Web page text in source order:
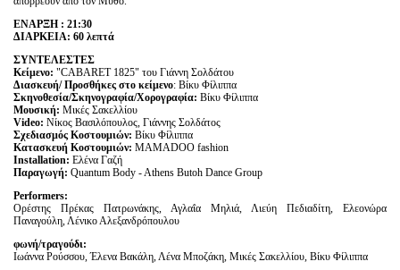
ΕΝAΡΞΗ : 21:30
ΔΙΑΡΚΕΙΑ: 60 λεπτά
ΣYΝΤΕΛΕΣΤΕΣ
Κείμενο: "CABARET 1825" του Γιάννη Σολδάτου
Διασκευή/ Προσθήκες στο κείμενο: Βίκυ Φίλιππα
Σκηνοθεσία/Σκηνογραφία/Χορογραφία: Βίκυ Φίλιππα
Μουσική: Μικές Σακελλίου
Video: Nίκος Βασιλόπουλος, Γιάννης Σολδάτος
Σχεδιασμός Κοστουμιών: Βίκυ Φίλιππα
Κατασκευή Κοστουμιών: MAMADOO fashion
Installation: Ελένα Γαζή
Παραγωγή: Quantum Body - Athens Butoh Dance Group
Performers:
Ορέστης Πρέκας Πατρωνάκης, Αγλαΐα Μηλιά, Λιεύη Πεδιαδίτη, Ελεονώρα
Παναγούλη, Λένικο Αλεξανδρόπουλου
φωνή/τραγούδι:
Ιωάννα Ρούσσου, Έλενα Βακάλη, Λένα Μποζάκη, Μικές Σακελλίου, Βίκυ Φίλιππα